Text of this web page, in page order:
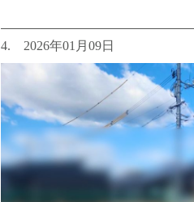
4. 2026年01月09日